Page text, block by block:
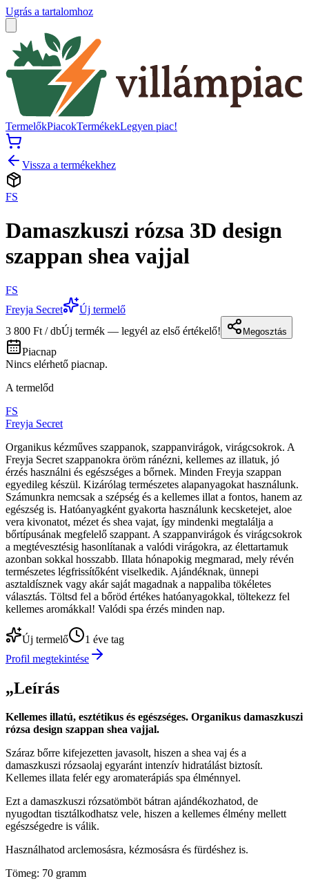
Ugrás a tartalomhoz
TermelőkPiacokTermékekLegyen piac!
Vissza a termékekhez
FS
Damaszkuszi rózsa 3D design
szappan shea vajjal
FS
Freyja Secret
Új termelő
3 800 Ft / dbÚj termék — legyél az első értékelő! Megosztás
Piacnap
Nincs elérhető piacnap.
A termelőd
FS
Freyja Secret
Organikus kézműves szappanok, szappanvirágok, virágcsokrok. A
Freyja Secret szappanokra öröm ránézni, kellemes az illatuk, jó
érzés használni és egészséges a bőrnek. Minden Freyja szappan
egyedileg készül. Kizárólag természetes alapanyagokat használunk.
Számunkra nemcsak a szépség és a kellemes illat a fontos, hanem az
egészség is. Hatóanyagként gyakorta használunk kecsketejet, aloe
vera kivonatot, mézet és shea vajat, így mindenki megtalálja a
bőrtípusának megfelelő szappant. A szappanvirágok és virágcsokrok
a megtévesztésig hasonlítanak a valódi virágokra, az élettartamuk
azonban sokkal hosszabb. Illata hónapokig megmarad, mely révén
természetes légfrissítőként viselkedik. Ajándéknak, ünnepi
asztaldísznek vagy akár saját magadnak a nappaliba tökéletes
választás. Töltsd fel a bőröd értékes hatóanyagokkal, töltekezz fel
kellemes aromákkal! Valódi spa érzés minden nap.
Új termelő
1 éve tag
Profil megtekintése
„Leírás
Kellemes illatú, esztétikus és egészséges. Organikus damaszkuszi
rózsa design szappan shea vajjal.
Száraz bőrre kifejezetten javasolt, hiszen a shea vaj és a
damaszkuszi rózsaolaj egyaránt intenzív hidratálást biztosít.
Kellemes illata felér egy aromaterápiás spa élménnyel.
Ezt a damaszkuszi rózsatömböt bátran ajándékozhatod, de
nyugodtan tisztálkodhatsz vele, hiszen a kellemes élmény mellett
egészségedre is válik.
Használhatod arclemosásra, kézmosásra és fürdéshez is.
Tömeg: 70 gramm